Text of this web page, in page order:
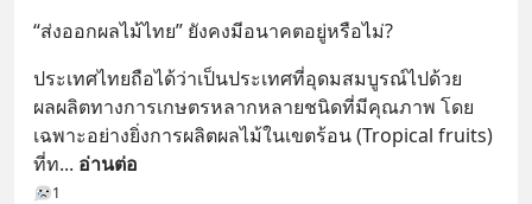
“ส่งออกผลไม้ไทย” ยังคงมีอนาคตอยู่หรือไม่?
ประเทศไทยถือได้ว่าเป็นประเทศที่อุดมสมบูรณ์ไปด้วย
ผลผลิตทางการเกษตรหลากหลายชนิดที่มีคุณภาพ โดย
เฉพาะอย่างยิ่งการผลิตผลไม้ในเขตร้อน (Tropical fruits)
ที่ท... อ่านต่อ
1